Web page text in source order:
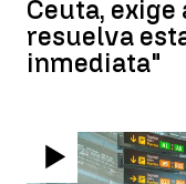
Ceuta, exige
resuelva
inmediata"